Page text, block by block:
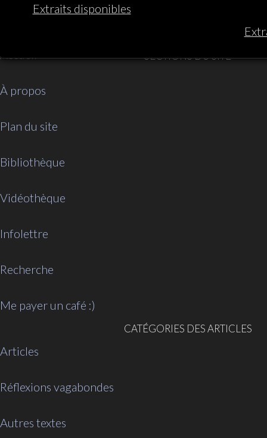
Extraits disponibles
SECTIONS DU SITE
Accueil
À propos
Plan du site
Bibliothèque
Vidéothèque
Infolettre
Recherche
Me payer un café :)
CATÉGORIES DES ARTICLES
Articles
Réflexions vagabondes
Autres textes